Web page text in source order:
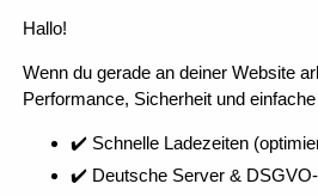
Hallo!
Wenn du gerade an deiner Website
Performance, Sicherheit und
✔️ Schnelle Ladezeiten
✔️ Deutsche Server &